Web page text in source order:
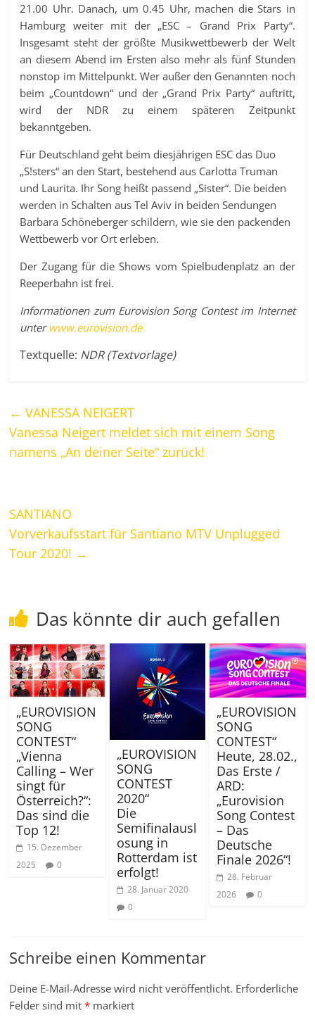
21.00 Uhr. Danach, um 0.45 Uhr, machen die Stars in
Hamburg weiter mit der „ESC – Grand Prix Party“.
Insgesamt steht der größte Musikwettbewerb der Welt
an diesem Abend im Ersten also mehr als fünf Stunden
nonstop im Mittelpunkt. Wer außer den Genannten noch
beim „Countdown“ und der „Grand Prix Party“ auftritt,
wird der NDR zu einem späteren Zeitpunkt
bekanntgeben.
Für Deutschland geht beim diesjährigen ESC das Duo
„S!sters“ an den Start, bestehend aus Carlotta Truman
und Laurita. Ihr Song heißt passend „Sister“. Die beiden
werden in Schalten aus Tel Aviv in beiden Sendungen
Barbara Schöneberger schildern, wie sie den packenden
Wettbewerb vor Ort erleben.
Der Zugang für die Shows vom Spielbudenplatz an der
Reeperbahn ist frei.
Informationen zum Eurovision Song Contest im Internet
unter www.eurovision.de
Textquelle: NDR (Textvorlage)
← VANESSA NEIGERT
Vanessa Neigert meldet sich mit einem Song
namens „An deiner Seite“ zurück!
SANTIANO
Vorverkaufsstart für Santiano MTV Unplugged
Tour 2020! →
Das könnte dir auch gefallen
„EUROVISION
SONG
CONTEST“
„Vienna
Calling – Wer
singt für
Österreich?“:
Das sind die
Top 12!
15. Dezember
2025
0
„EUROVISION
SONG
CONTEST
2020“
Die
Semifinalausl
osung in
Rotterdam ist
erfolgt!
28. Januar 2020
0
„EUROVISION
SONG
CONTEST“
Heute, 28.02.,
Das Erste /
ARD:
„Eurovision
Song Contest
– Das
Deutsche
Finale 2026“!
28. Februar
2026
0
Schreibe einen Kommentar
Deine E-Mail-Adresse wird nicht veröffentlicht. Erforderliche
Felder sind mit* markiert